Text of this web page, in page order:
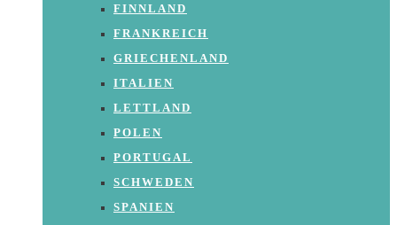
FINNLAND
FRANKREICH
GRIECHENLAND
ITALIEN
LETTLAND
POLEN
PORTUGAL
SCHWEDEN
SPANIEN